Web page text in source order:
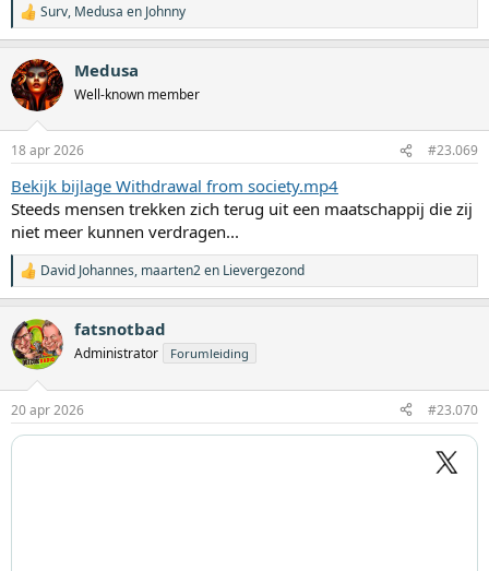
W
a
r
d
e
i
n
e
n
:
Surv, Medusa en Johnny
Medusa
Well-known member
18 apr 2026 #23.069
Bekijk bijlage Withdrawal from society.mp4
Steeds mensen trekken zich terug uit een maatschappij die zij
niet meer kunnen verdragen...
W
a
r
d
e
n
g
David Johannes, maarten2en Lievergezond
fatsnotbad
Administrator Forumleiding
20 apr 2026 #23.070